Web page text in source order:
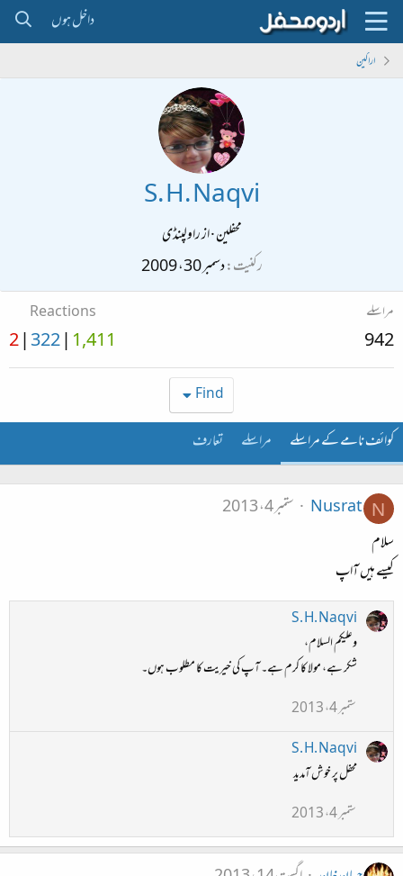
داخل ہوں
اراکین
S. H. Naqvi
محفلین·ازراولپنڈی
رکنیت دسمبر 30، 2009
مراسلے
942
Reactions
1,411
322
2
Find
کوائف نامے کے مراسلے مراسلے تعارف
N
Nusrat
ستمبر 4، 2013
سلام
کیسے ہیں آاپ
S. H. Naqvi
وعلیکم السلام،
شکر ہے، مولا کا کرم ہے۔ آپ کی خیریت کا مطلوب ہوں۔
ستمبر 4، 2013
S. H. Naqvi
محفل پر خوش آمدید
ستمبر 4، 2013